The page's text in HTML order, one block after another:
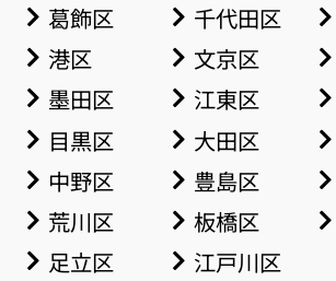
葛飾区
千代田区
港区
文京区
墨田区
江東区
目黒区
大田区
中野区
豊島区
荒川区
板橋区
足立区
江戸川区